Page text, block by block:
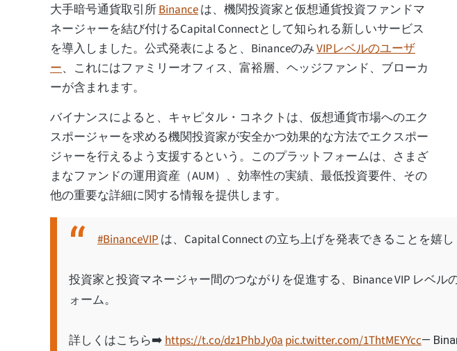
大手暗号通貨取引所Binanceは、機関投資家と仮想通貨投資ファンドマ
ネージャーを結び付けるCapital Connectとして知られる新しいサービス
を導入しました。公式発表によると、BinanceのみVIPレベルのユーザ
ー、これにはファミリーオフィス、富裕層、ヘッジファンド、ブローカ
ーが含まれます。
バイナンスによると、キャピタル・コネクトは、仮想通貨市場へのエク
スポージャーを求める機関投資家が安全かつ効果的な方法でエクスポー
ジャーを行えるよう支援するという。このプラットフォームは、さまざ
まなファンドの運用資産（AUM）、効率性の実績、最低投資要件、その
他の重要な詳細に関する情報を提供します。
#BinanceVIP は、Capital Connect の立ち上げを発表できることを嬉し
投資家と投資マネージャー間のつながりを促進する、Binance VIP レベル
ォーム。
詳しくはこちら➡️ https://t.co/dz1PhbJy0a pic.twitter.com/1ThtMEYYcc—